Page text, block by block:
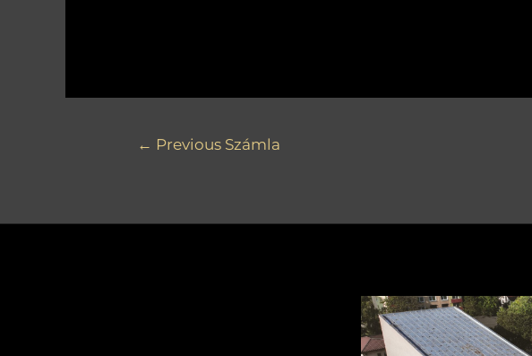
← Previous Számla